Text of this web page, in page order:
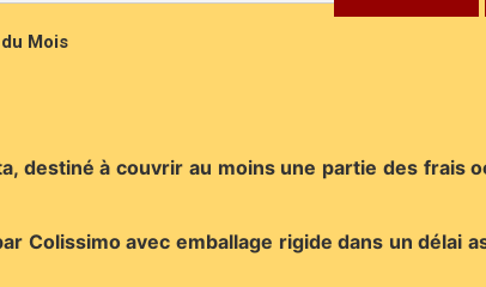
Mois
destiné à couvrir au moins une partie des frais
Colissimo avec emballage rigide dans un délai